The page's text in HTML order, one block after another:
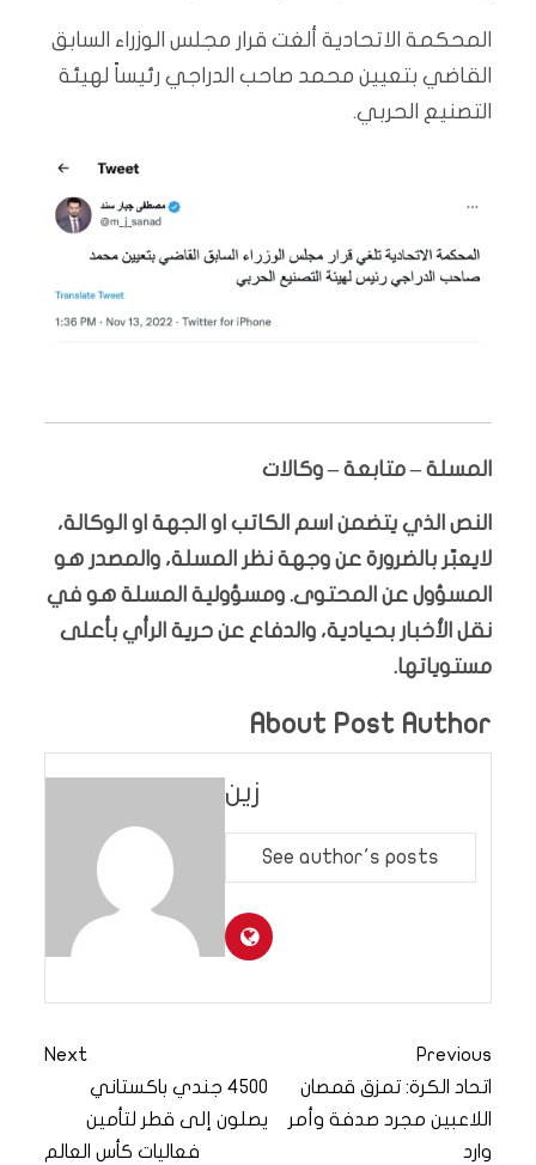
المحكمة الاتحادية ألغت قرار مجلس الوزراء السابق
القاضي بتعيين محمد صاحب الدراجي رئيساً لهيئة
التصنيع الحربي.
المسلة – متابعة – وكالات
النص الذي يتضمن اسم الكاتب او الجهة او الوكالة،
لايعبّر بالضرورة عن وجهة نظر المسلة، والمصدر هو
المسؤول عن المحتوى. ومسؤولية المسلة هو في
نقل الأخبار بحيادية، والدفاع عن حرية الرأي بأعلى
مستوياتها.
About Post Author
زين
See author's posts
Previous
اتحاد الكرة: تمزق قمصان
اللاعبين مجرد صدفة وأمر
وارد
Next
4500 جندي باكستاني
يصلون إلى قطر لتأمين
فعاليات كأس العالم